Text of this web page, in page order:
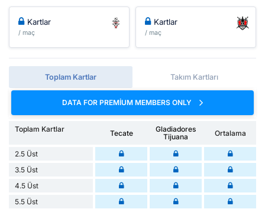
Kartlar
/ maç
Kartlar
/ maç
Toplam Kartlar Takım Kartları
DATA FOR PREMIUM MEMBERS ONLY
Toplam Kartlar Tecate
Gladiadores
Tijuana
Ortalama
2.5 Üst
3.5 Üst
4.5 Üst
5.5 Üst